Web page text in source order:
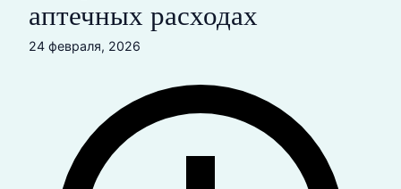
аптечных расходах
24 февраля, 2026